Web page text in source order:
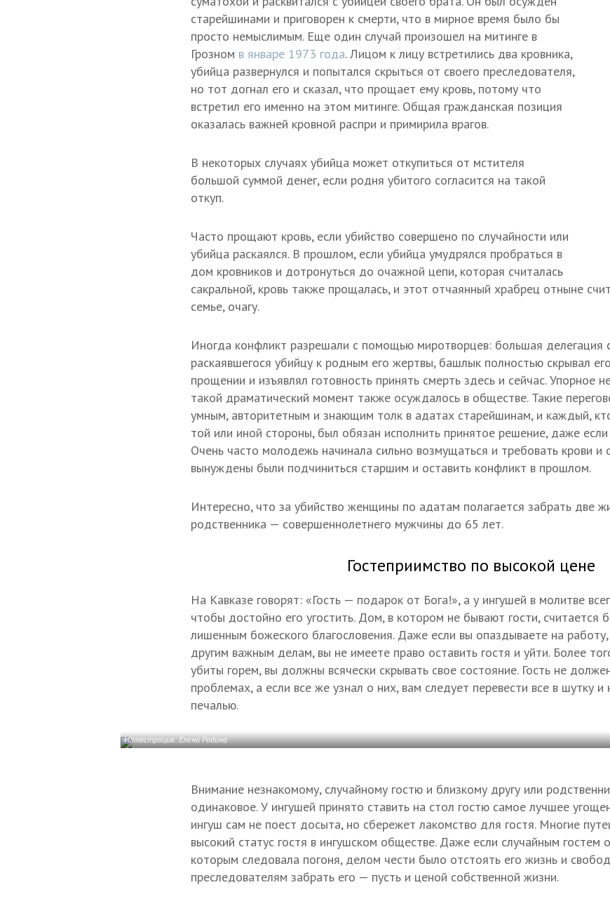
старейшинами и приговорен к смерти, что в мирное время было бы
просто немыслимым. Еще один случай произошел на митинге в
Грозном в январе 1973 года. Лицом к лицу встретились два кровника,
убийца развернулся и попытался скрыться от своего преследователя,
но тот догнал его и сказал, что прощает ему кровь, потому что
встретил его именно на этом митинге. Общая гражданская позиция
оказалась важней кровной распри и примирила врагов.
В некоторых случаях убийца может откупиться от мстителя
большой суммой денег, если родня убитого согласится на такой
откуп.
Часто прощают кровь, если убийство совершено по случайности или
убийца раскаялся. В прошлом, если убийца умудрялся пробраться в
дом кровников и дотронуться до очажной цепи, которая считалась
сакральной, кровь также прощалась, и этот отчаянный храбрец отныне
семье, очагу.
Иногда конфликт разрешали с помощью миротворцев: большая делегация
раскаявшегося убийцу к родным его жертвы, башлык полностью скрывал
прощении и изъявлял готовность принять смерть здесь и сейчас. Упорное
такой драматический момент также осуждалось в обществе. Такие
умным, авторитетным и знающим толк в адатах старейшинам, и каждый,
той или иной стороны, был обязан исполнить принятое решение, даже
Очень часто молодежь начинала сильно возмущаться и требовать крови и
вынуждены были подчиниться старшим и оставить конфликт в прошлом.
Интересно, что за убийство женщины по адатам полагается забрать две
родственника — совершеннолетнего мужчины до 65 лет.
Гостеприимство по высокой цене
На Кавказе говорят: «Гость — подарок от Бога!», а у ингушей в молитве
чтобы достойно его угостить. Дом, в котором не бывают гости, считается
лишенным божеского благословения. Даже если вы опаздываете на
другим важным делам, вы не имеете право оставить гостя и уйти. Более
убиты горем, вы должны всячески скрывать свое состояние. Гость не
проблемах, а если все же узнал о них, вам следует перевести все в шутку и
печалью.
Иллюстрация: Елена Родина
Внимание незнакомому, случайному гостю и близкому другу или
одинаковое. У ингушей принято ставить на стол гостю самое лучшее
ингуш сам не поест досыта, но сбережет лакомство для гостя. Многие
высокий статус гостя в ингушском обществе. Даже если случайным гостем
которым следовала погоня, делом чести было отстоять его жизнь и
преследователям забрать его — пусть и ценой собственной жизни.